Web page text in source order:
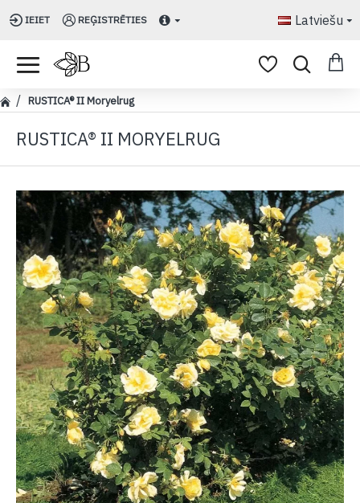
IEIET REĢISTRĒTIES Latviešu
RUSTICA® II Moryelrug
RUSTICA® II MORYELRUG